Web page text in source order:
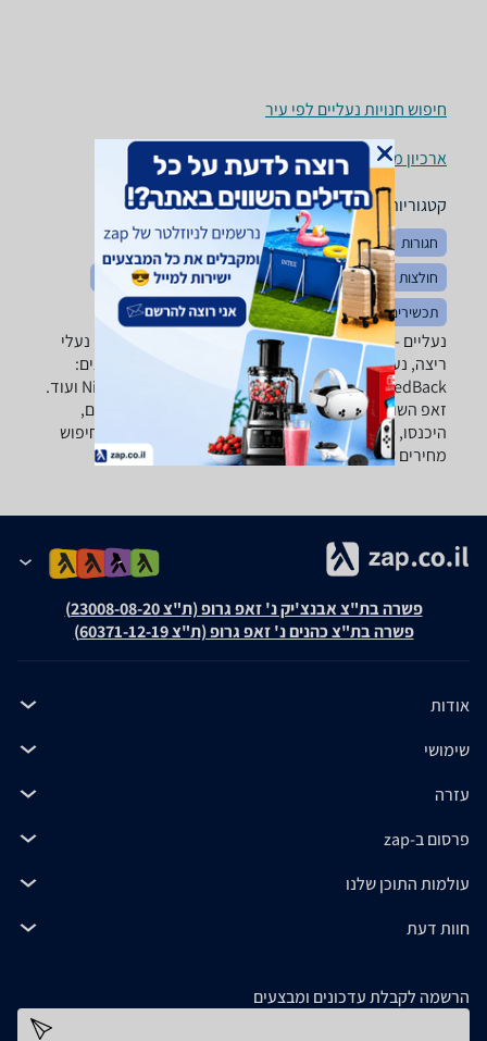
חיפוש חנויות נעליים לפי עיר
ארכיון מוצרים
קטגוריות משלימות
חגורות הלבשה כללי מעילים כובעים
מכנסיים
חולצות וסריגים
בגדי ים הלבשה תחתונה
בגדי ספורט
תכשירים לנעליים
נעליים - ‏נעלי עקב המבחר הגדול בארץ של נעלי ספורט, נעלי
ריצה, נעלי הרים, נעליים אוסטרליות וכו' של טובי המותגים:
Nike, New Balance, Saucony, Blundstone, RedBack ועוד.
זאפ השוואת מחירים מאפשרת לכם לקנות נכון גם נעליים,
היכנסו, סננו לפי יצרן, מחיר או מטרה וקבלו בתוצאות החיפוש
מחירים של מבחר רחב של נעליים הרלוונטיות עבורכם.
פשרה בת"צ אבנצ'יק נ' זאפ גרופ (ת"צ 23008-08-20)
פשרה בת"צ כהנים נ' זאפ גרופ (ת"צ 60371-12-19)
אודות
שימושי
עזרה
פרסום ב-zap
עולמות התוכן שלנו
חוות דעת
הרשמה לקבלת עדכונים ומבצעים